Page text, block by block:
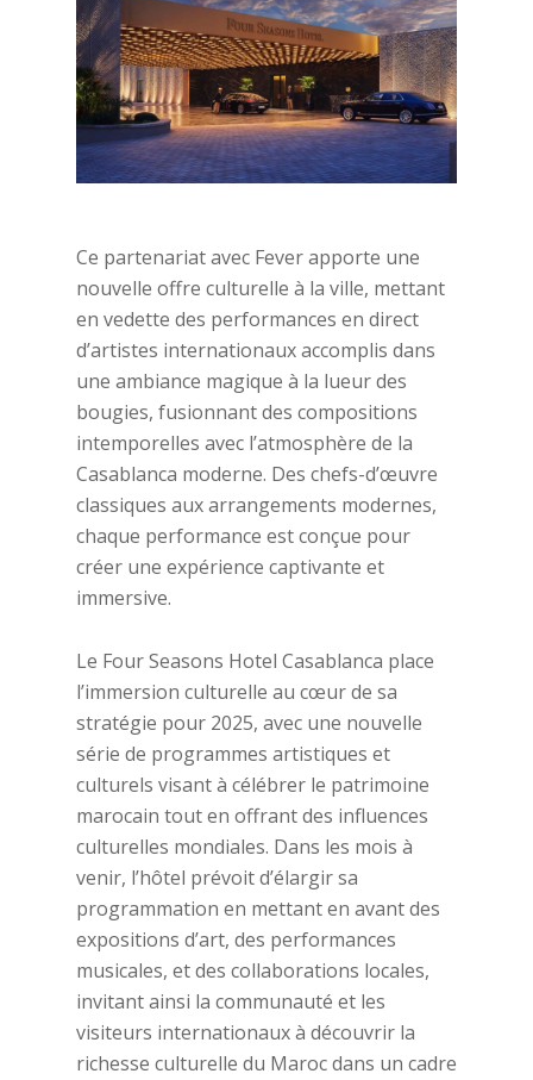
Ce partenariat avec Fever apporte une
nouvelle offre culturelle à la ville, mettant
en vedette des performances en direct
d’artistes internationaux accomplis dans
une ambiance magique à la lueur des
bougies, fusionnant des compositions
intemporelles avec l’atmosphère de la
Casablanca moderne. Des chefs-d’œuvre
classiques aux arrangements modernes,
chaque performance est conçue pour
créer une expérience captivante et
immersive.
Le Four Seasons Hotel Casablanca place
l’immersion culturelle au cœur de sa
stratégie pour 2025, avec une nouvelle
série de programmes artistiques et
culturels visant à célébrer le patrimoine
marocain tout en offrant des influences
culturelles mondiales. Dans les mois à
venir, l’hôtel prévoit d’élargir sa
programmation en mettant en avant des
expositions d’art, des performances
musicales, et des collaborations locales,
invitant ainsi la communauté et les
visiteurs internationaux à découvrir la
richesse culturelle du Maroc dans un cadre